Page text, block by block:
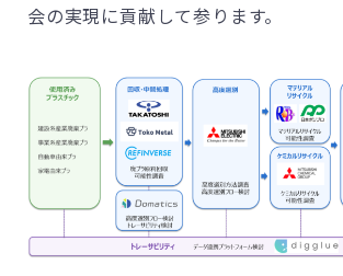
会の実現に貢献して参ります。